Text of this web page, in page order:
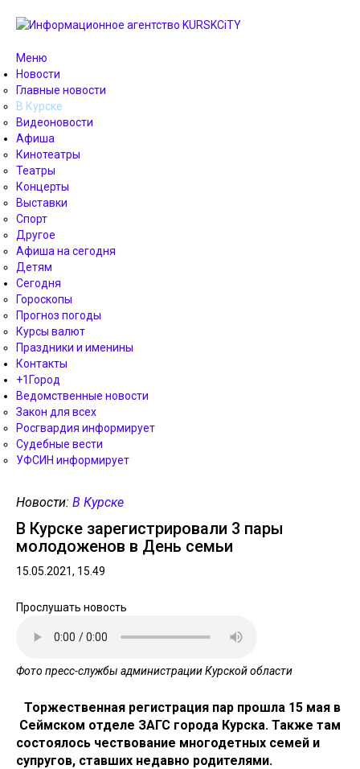
Меню
Новости
Главные новости
В Курске
Видеоновости
Афиша
Кинотеатры
Театры
Концерты
Выставки
Спорт
Другое
Афиша на сегодня
Детям
Сегодня
Гороскопы
Прогноз погоды
Курсы валют
Праздники и именины
Контакты
+1Город
Ведомственные новости
Закон для всех
Росгвардия информирует
Судебные вести
УФСИН информирует
Новости: В Курске
В Курске зарегистрировали 3 пары
молодоженов в День семьи
15.05.2021, 15.49
Прослушать новость
Фото пресс-службы администрации Курской области
Торжественная регистрация пар прошла 15 мая в
Сеймском отделе ЗАГС города Курска. Также там
состоялось чествование многодетных семей и
супругов, ставших недавно родителями.